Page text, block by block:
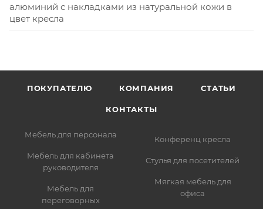
алюминий с накладками из натуральной кожи в
цвет кресла
ПОКУПАТЕЛЮ КОМПАНИЯ СТАТЬИ
КОНТАКТЫ
Мебель для персонала
Мебель для кабинета
руководителя
Мебель для
переговорных
Конференц кресла
Стулья для посетителей
Мягкая мебель для
офиса